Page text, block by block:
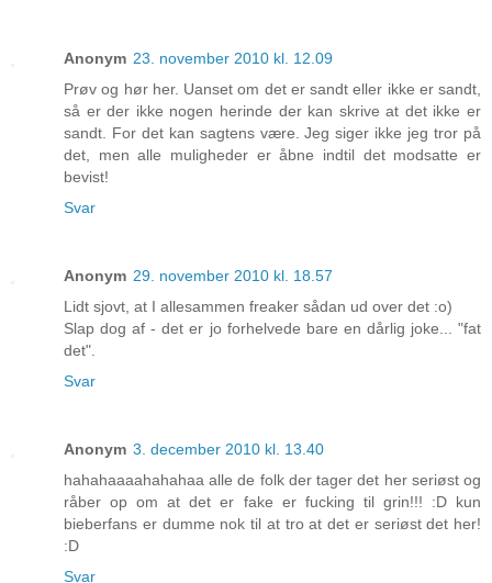
Anonym 23. november 2010 kl. 12.09
Prøv og hør her. Uanset om det er sandt eller ikke er sandt,
så er der ikke nogen herinde der kan skrive at det ikke er
sandt. For det kan sagtens være. Jeg siger ikke jeg tror på
det, men alle muligheder er åbne indtil det modsatte er
bevist!
Svar
Anonym 29. november 2010 kl. 18.57
Lidt sjovt, at I allesammen freaker sådan ud over det :o)
Slap dog af - det er jo forhelvede bare en dårlig joke... "fat
det".
Svar
Anonym 3. december 2010 kl. 13.40
hahahaaaahahahaa alle de folk der tager det her seriøst og
råber op om at det er fake er fucking til grin!!! :D kun
bieberfans er dumme nok til at tro at det er seriøst det her!
:D
Svar